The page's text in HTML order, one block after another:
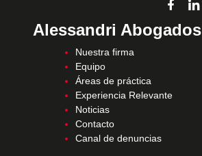
Alessandri Abogados
Nuestra firma
Equipo
Áreas de práctica
Experiencia Relevante
Noticias
Contacto
Canal de denuncias